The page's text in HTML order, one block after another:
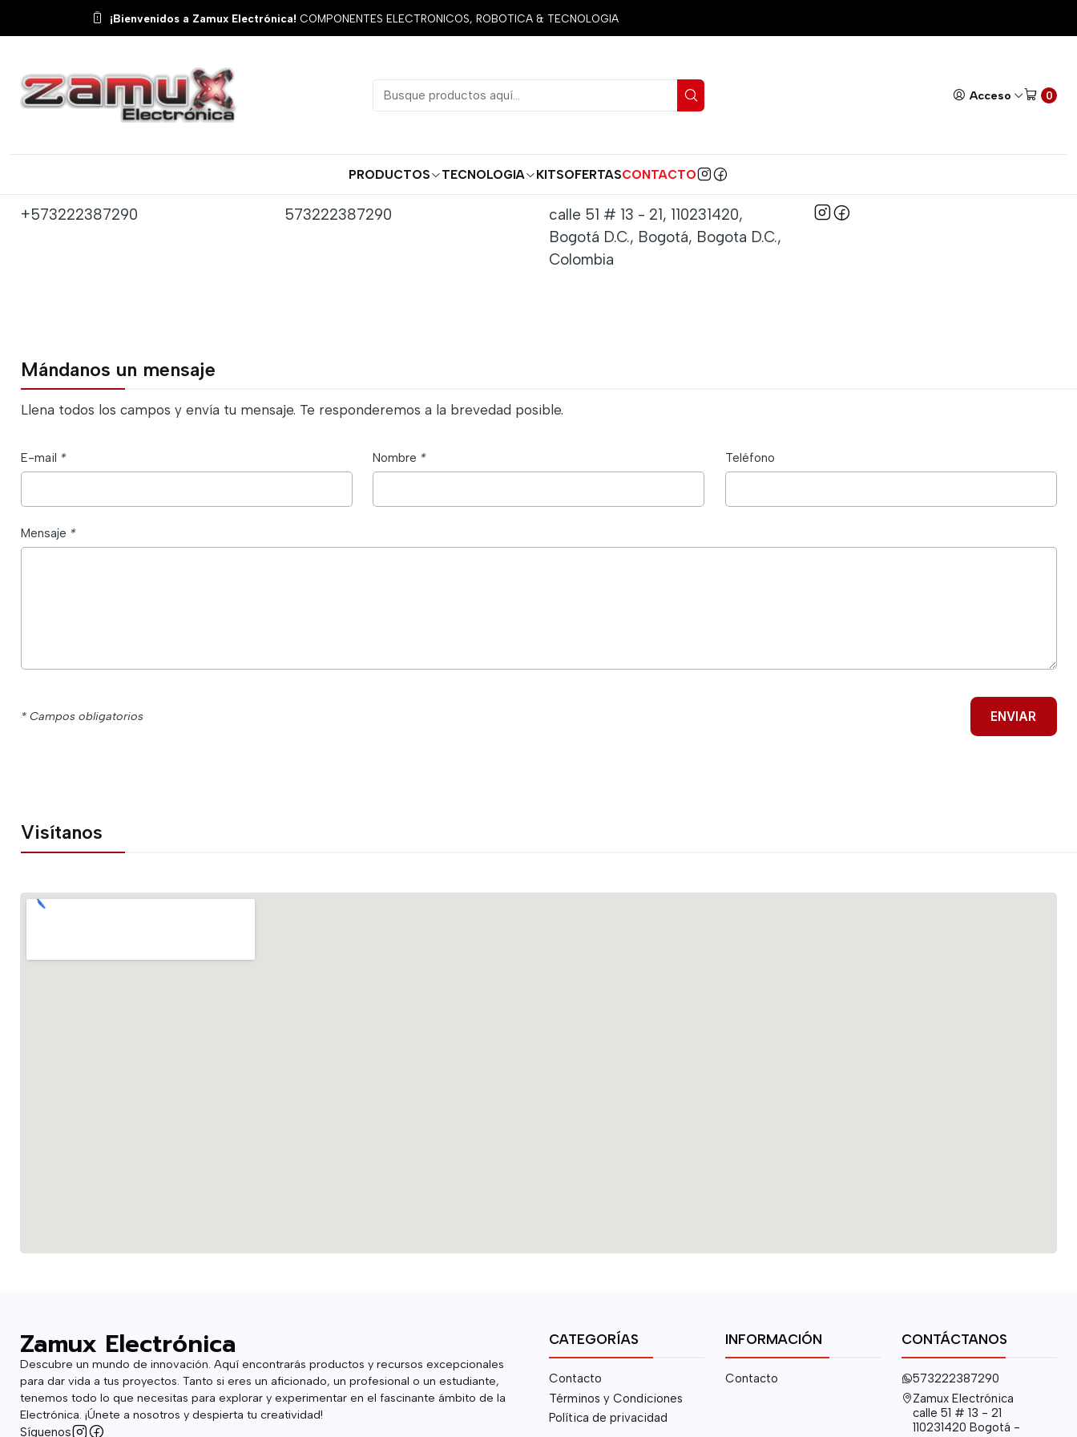
Acceso 0
PRODUCTOS TECNOLOGIA KITSOFERTASCONTACTO
¡Bienvenidos a Zamux Electrónica! COMPONENTES ELECTRONICOS, ROBOTICA & TECNOLOGIA
Inicio Contacto
Contáctanos
+573222387290
número de WhatsApp
573222387290
Dirección
calle 51 # 13 - 21, 110231420,
Bogotá D.C., Bogotá, Bogota D.C.,
Colombia
Mándanos un mensaje
Llena todos los campos y envía tu mensaje. Te responderemos a la brevedad posible.
E-mail * Nombre * Teléfono
Mensaje *
* Campos obligatorios
Visítanos
Zamux Electrónica
Descubre un mundo de innovación. Aquí encontrarás productos y recursos excepcionales
para dar vida a tus proyectos. Tanto si eres un aficionado, un profesional o un estudiante,
tenemos todo lo que necesitas para explorar y experimentar en el fascinante ámbito de la
Electrónica. ¡Únete a nosotros y despierta tu creatividad!
Síguenos
CATEGORÍAS
Contacto
Términos y Condiciones
Política de privacidad
INFORMACIÓN
Contacto
CONTÁCTANOS
573222387290
Zamux Electrónica
calle 51 # 13 - 21
110231420 Bogotá -